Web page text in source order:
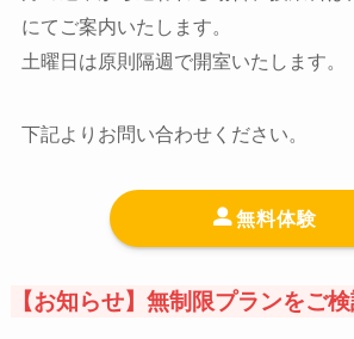
にてご案内いたします。
土曜日は原則隔週で開室いたします。
下記よりお問い合わせください。
無料体験
【お知らせ】無制限プランをご